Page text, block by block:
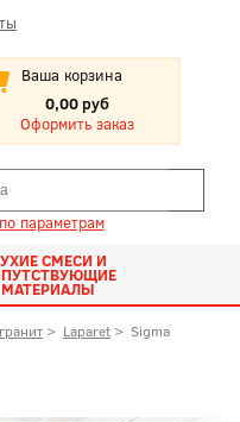
Ваша корзина
0,00 руб
Оформить заказ
параметрам
СМЕСИ И
МАТЕРИАЛЫ
> Laparet > Sigma